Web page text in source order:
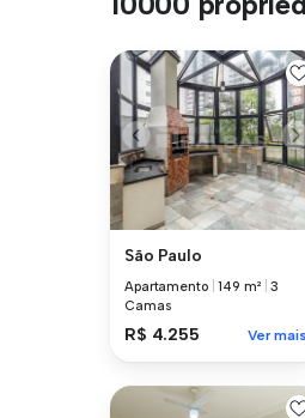
São Paulo
Apartamento |149 m² |3
Camas
R$ 4.255 Ver mais